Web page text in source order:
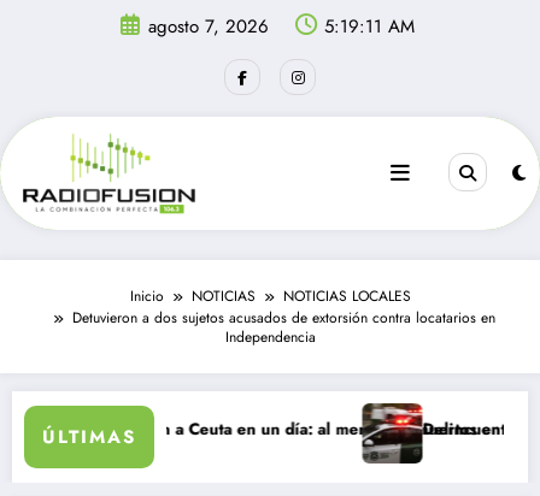
agosto 7, 2026 5:19:11 AM
Inicio NOTICIAS
NOTICIAS LOCALES
Detuvieron a dos sujetos acusados de extorsión contra locatarios en
Independencia
ÚLTIMAS
ingresan a Ceuta en un día: al menos 34 muertos en la crisis.
Delincuentes matan